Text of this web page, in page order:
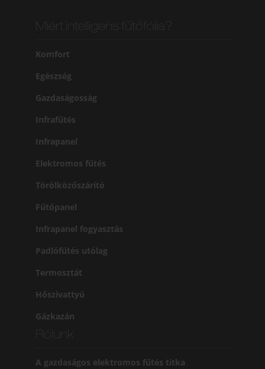
Komfort
Egészség
Gazdaságosság
Infrafűtés
Infrapanel
Elektromos fűtés
Törölközőszárító
Fűtőpanel
Infrapanel fogyasztás
Padlófűtés utólag
Termosztát
Hőszivattyú
Gázkazán
A gazdaságos elektromos fűtés titka